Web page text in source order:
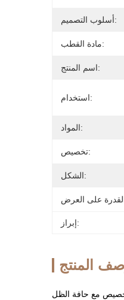
أسلوب التصميم:
مادة القطب:
اسم المنتج:
استخدام:
المواد:
تخصيص:
الشكل:
إبراز:
المنتج
مع حافة الظل